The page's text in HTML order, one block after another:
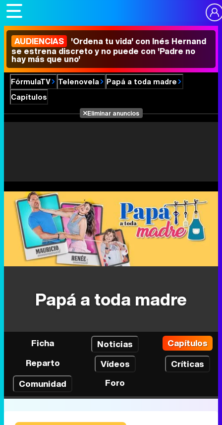
AUDIENCIAS 'Ordena tu vida' con Inés Hernand
se estrena discreto y no puede con 'Padre no
hay más que uno'
FórmulaTV Telenovela
Papá a toda madre
Capítulos
Eliminar anuncios
Papá a toda madre
Ficha Noticias
Capítulos
Reparto
Vídeos
Críticas
Comunidad
Foro